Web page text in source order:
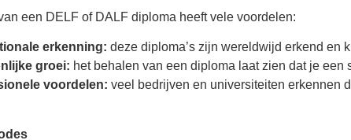
een DELF of DALF diploma heeft vele voordelen:
erkenning: deze diploma’s zijn wereldwijd erkend en
groei: het behalen van een diploma laat zien dat je
voordelen: veel bedrijven en universiteiten erkennen